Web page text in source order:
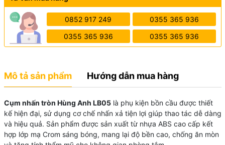
0852 917 249 0355 365 936
0355 365 936 0355 365 936
Mô tả sản phẩm Hướng dẫn mua hàng
Cụm nhấn tròn Hùng Anh LB05là phụ kiện bồn cầu được thiết
kế hiện đại, sử dụng cơ chế nhấn xả tiện lợi giúp thao tác dễ dàng
và hiệu quả. Sản phẩm được sản xuất từ nhựa ABS cao cấp kết
hợp lớp mạ Crom sáng bóng, mang lại độ bền cao, chống ăn mòn